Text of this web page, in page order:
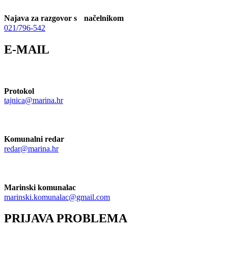
Najava za razgovor s načelnikom
021/796-542
E-MAIL
Protokol
tajnica@marina.hr
Komunalni redar
redar@marina.hr
Marinski komunalac
marinski.komunalac@gmail.com
PRIJAVA PROBLEMA